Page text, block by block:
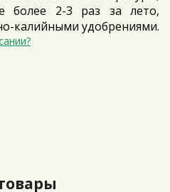
более 2-3 раз за лето,
калийными удобрениями.